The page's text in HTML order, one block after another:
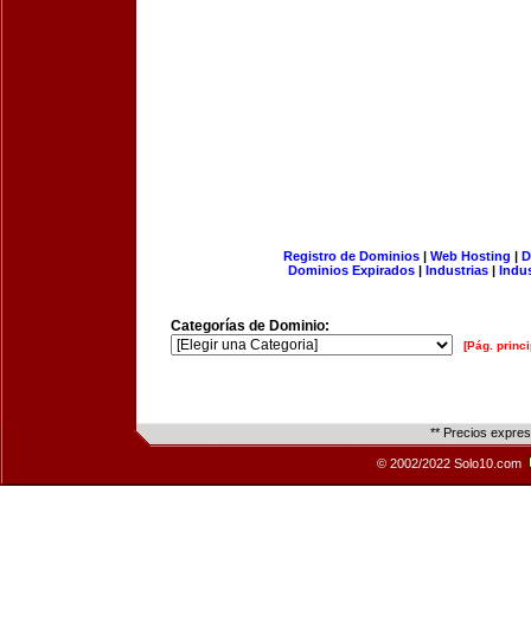
Registro de Dominios| Web Hosting |
Dominios Expirados | Industrias |
Categorías de Dominio:
[Pág.
** Precios
© 2002/2022 Solo10.com